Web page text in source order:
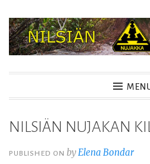
Skip
content
NILSIÄN
NILSIÄN NUJAKAN
PUBLISHED ONby Elena Bondar